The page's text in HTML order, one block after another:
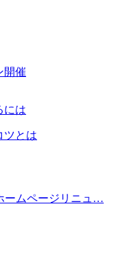
開催
ツとは
ームページリニュ…